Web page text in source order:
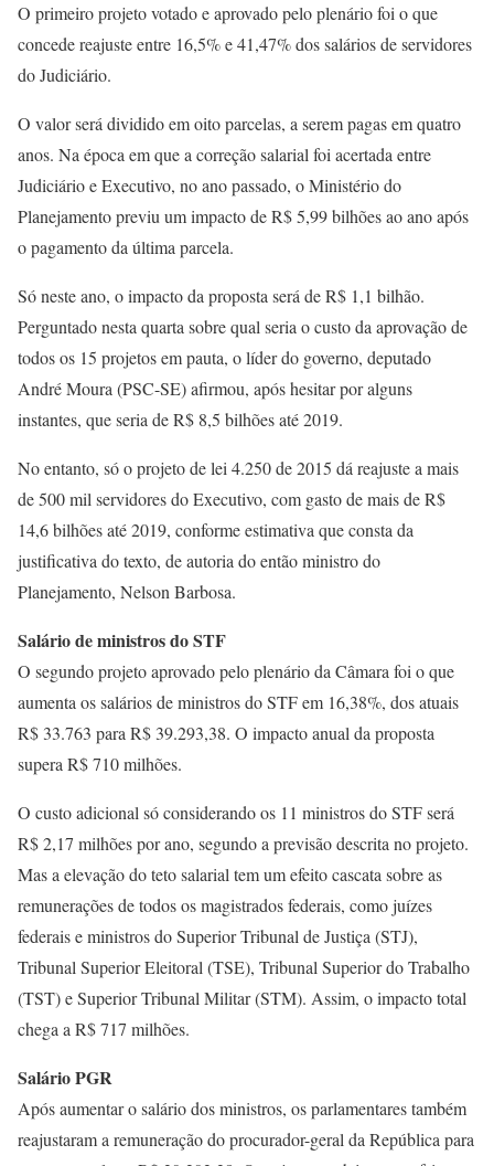
O primeiro projeto votado e aprovado pelo plenário foi o que
concede reajuste entre 16,5% e 41,47% dos salários de servidores
do Judiciário.
O valor será dividido em oito parcelas, a serem pagas em quatro
anos. Na época em que a correção salarial foi acertada entre
Judiciário e Executivo, no ano passado, o Ministério do
Planejamento previu um impacto de R$ 5,99 bilhões ao ano após
o pagamento da última parcela.
Só neste ano, o impacto da proposta será de R$ 1,1 bilhão.
Perguntado nesta quarta sobre qual seria o custo da aprovação de
todos os 15 projetos em pauta, o líder do governo, deputado
André Moura (PSC-SE) afirmou, após hesitar por alguns
instantes, que seria de R$ 8,5 bilhões até 2019.
No entanto, só o projeto de lei 4.250 de 2015 dá reajuste a mais
de 500 mil servidores do Executivo, com gasto de mais de R$
14,6 bilhões até 2019, conforme estimativa que consta da
justificativa do texto, de autoria do então ministro do
Planejamento, Nelson Barbosa.
Salário de ministros do STF
O segundo projeto aprovado pelo plenário da Câmara foi o que
aumenta os salários de ministros do STF em 16,38%, dos atuais
R$ 33.763 para R$ 39.293,38. O impacto anual da proposta
supera R$ 710 milhões.
O custo adicional só considerando os 11 ministros do STF será
R$ 2,17 milhões por ano, segundo a previsão descrita no projeto.
Mas a elevação do teto salarial tem um efeito cascata sobre as
remunerações de todos os magistrados federais, como juízes
federais e ministros do Superior Tribunal de Justiça (STJ),
Tribunal Superior Eleitoral (TSE), Tribunal Superior do Trabalho
(TST) e Superior Tribunal Militar (STM). Assim, o impacto total
chega a R$ 717 milhões.
Salário PGR
Após aumentar o salário dos ministros, os parlamentares também
reajustaram a remuneração do procurador-geral da República para